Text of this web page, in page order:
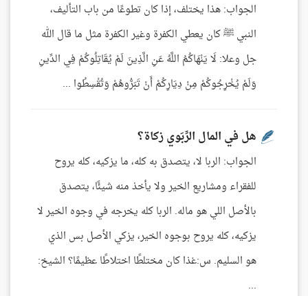
الجواب: هذا يختلف، إذا كان تطوعًا من باب التأليف،
النبي ﷺ كان يعطي الكفرة وغير الكفرة مثل ما قال الله
جل وعلا: لَا يَنْهَاكُمُ اللَّهُ عَنِ الَّذِينَ لَمْ يُقَاتِلُوكُمْ فِي الدِّينِ
وَلَمْ يُخْرِجُوكُمْ مِنْ دِيَارِكُمْ أَنْ تَبَرُّوهُمْ وَتُقْسِطُوا ...
هل في المال الرِّبَوي زكاة؟
الجواب: الربا لا، يتصدق به كله، ما يزكيه، كله يروح
للفقراء ومشاريع الخير ولا يأخذ منه شيئًا، يتصدق
بالأصل اللي هو ماله. الربا كله يخرجه في وجوه الخير لا
يزكيه، كله يروح بوجوه الخير، يزكي الأصل بس الذي
هو السليم. س:غذا كان مختلطًا اختلاطًا عظيمًا؟ الشيخ:
...